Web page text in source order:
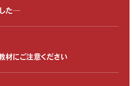
した─
材にご注意ください